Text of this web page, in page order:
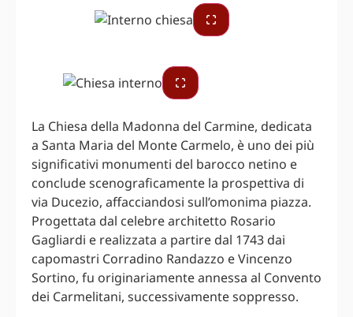
La Chiesa della Madonna del Carmine, dedicata
a Santa Maria del Monte Carmelo, è uno dei più
significativi monumenti del barocco netino e
conclude scenograficamente la prospettiva di
via Ducezio, affacciandosi sull’omonima piazza.
Progettata dal celebre architetto Rosario
Gagliardi e realizzata a partire dal 1743 dai
capomastri Corradino Randazzo e Vincenzo
Sortino, fu originariamente annessa al Convento
dei Carmelitani, successivamente soppresso.